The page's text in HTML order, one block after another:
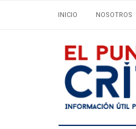
INICIO NOSOTROS